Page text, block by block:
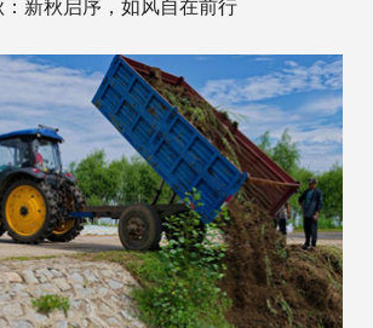
：新秋启序，如风自在前行